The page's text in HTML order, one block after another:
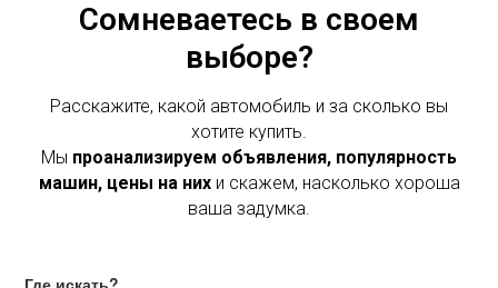
Сомневаетесь в своем
выборе?
Расскажите, какой автомобиль и за сколько вы
хотите купить.
Мы проанализируем объявления, популярность
машин, цены на нихи скажем, насколько хороша
ваша задумка.
Где искать?